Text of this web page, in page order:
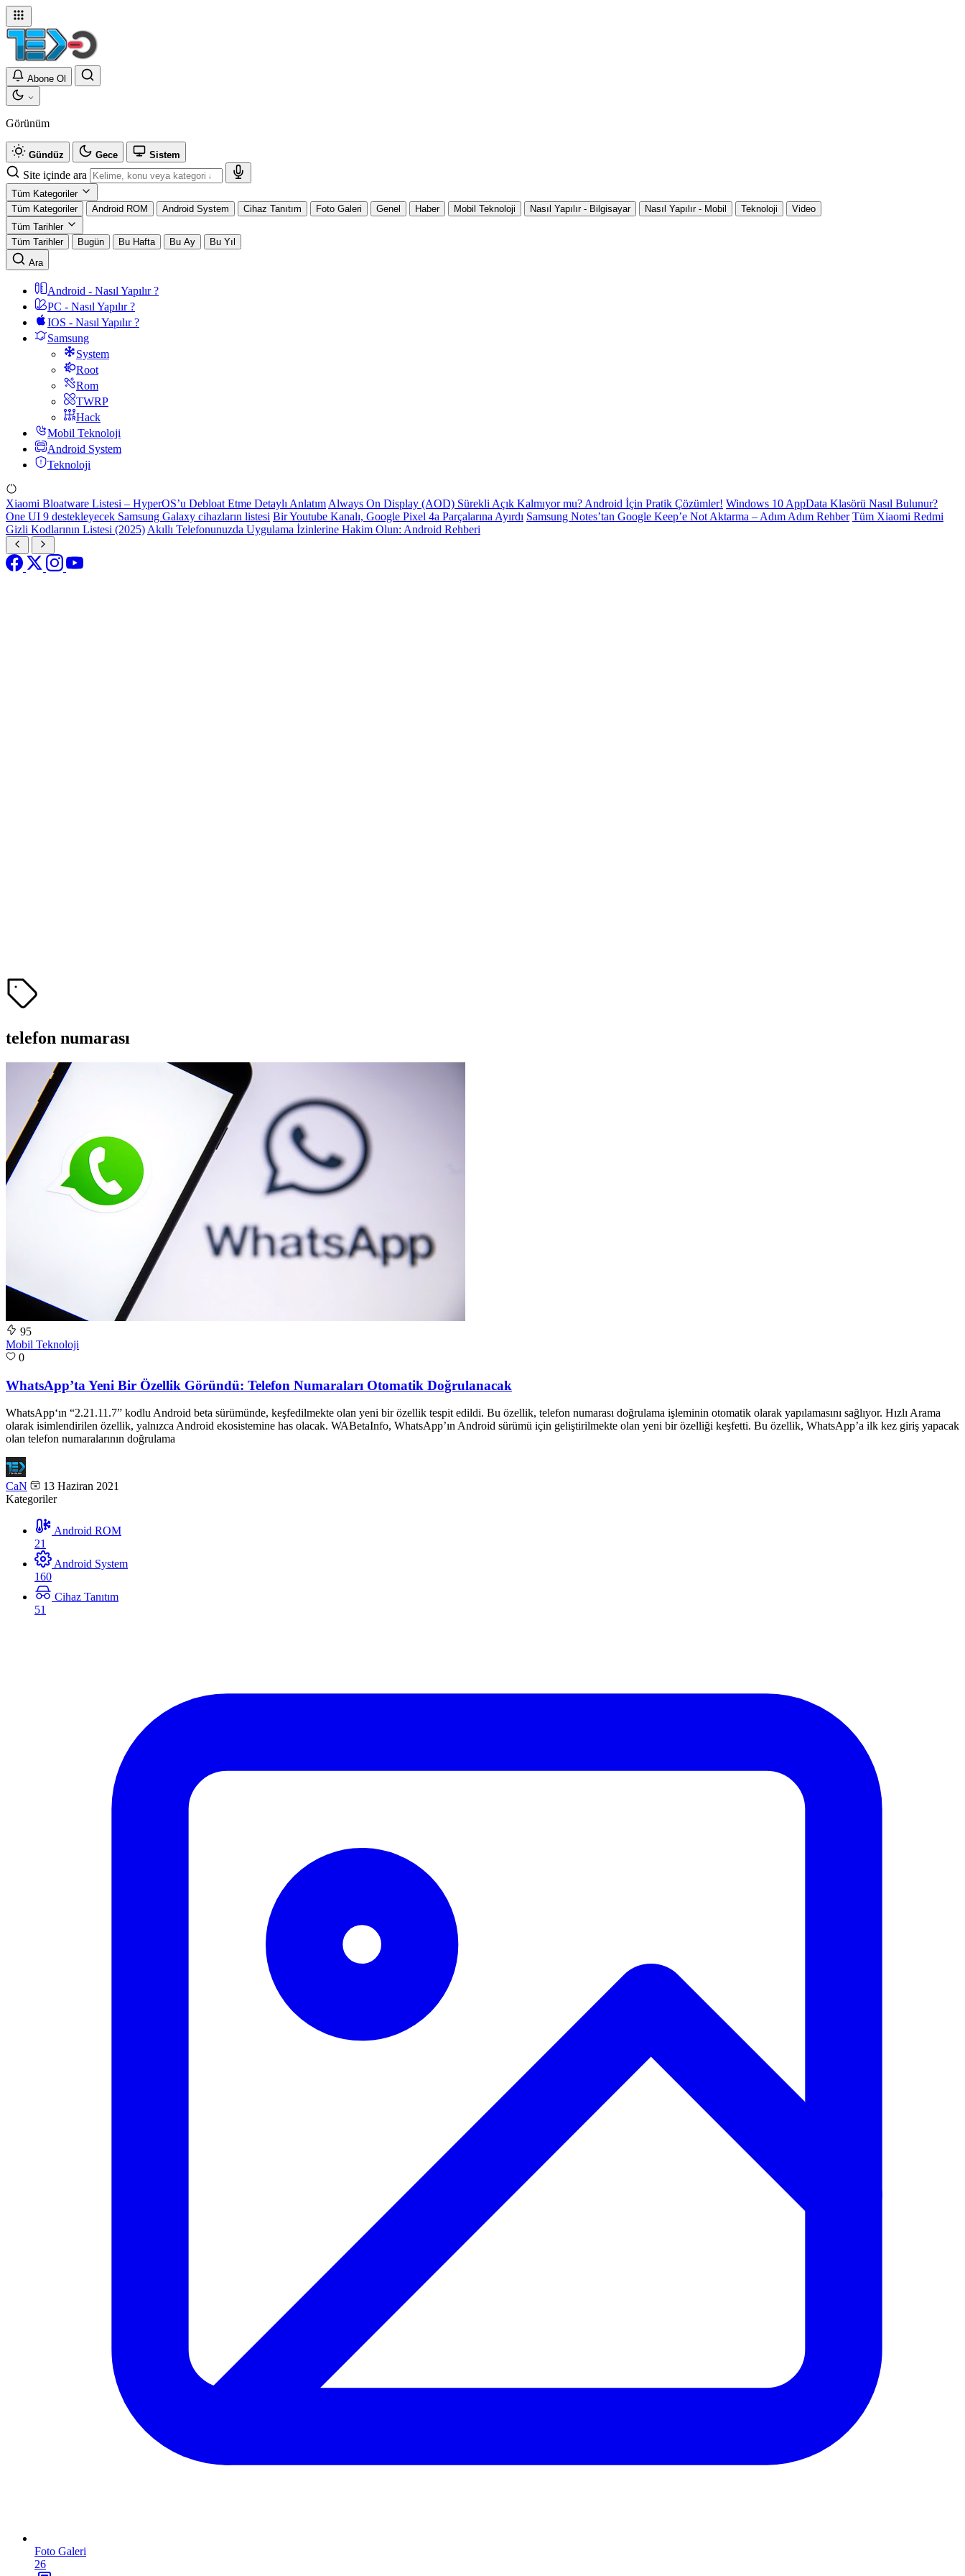
Abone Ol
Görünüm
Gündüz Gece Sistem
Site içinde ara
Tüm Kategoriler
Tüm Kategoriler
Android ROM Android System Cihaz Tanıtım Foto Galeri Genel Haber Mobil Teknoloji Nasıl Yapılır - Bilgisayar Nasıl Yapılır - Mobil Teknoloji
Video
Tüm Tarihler
Tüm Tarihler
Bugün Bu Hafta Bu Ay
Bu Yıl
Ara
Android - Nasıl Yapılır ?
PC - Nasıl Yapılır ?
IOS - Nasıl Yapılır ?
Samsung
System
Root
Rom
TWRP
Hack
Mobil Teknoloji
Android System
Teknoloji
Xiaomi Bloatware Listesi – HyperOS’u Debloat Etme Detaylı Anlatım Always On Display (AOD) Sürekli Açık Kalmıyor mu? Android İçin Pratik Çözümler! Windows 10 AppData Klasörü Nasıl Bulunur?
One UI 9 destekleyecek Samsung Galaxy cihazların listesi Bir Youtube Kanalı, Google Pixel 4a Parçalarına Ayırdı Samsung Notes’tan Google Keep’e Not Aktarma – Adım Adım Rehber Tüm Xiaomi Redmi
Gizli Kodlarının Listesi (2025) Akıllı Telefonunuzda Uygulama İzinlerine Hakim Olun: Android Rehberi
telefon numarası
95
Mobil Teknoloji
0
WhatsApp’ta Yeni Bir Özellik Göründü: Telefon Numaraları Otomatik Doğrulanacak
WhatsApp‘ın “2.21.11.7” kodlu Android beta sürümünde, keşfedilmekte olan yeni bir özellik tespit edildi. Bu özellik, telefon numarası doğrulama işleminin otomatik olarak yapılamasını sağlıyor. Hızlı Arama
olarak isimlendirilen özellik, yalnızca Android ekosistemine has olacak. WABetaInfo, WhatsApp’ın Android sürümü için geliştirilmekte olan yeni bir özelliği keşfetti. Bu özellik, WhatsApp’a ilk kez giriş yapacak
olan telefon numaralarının doğrulama
CaN
13 Haziran 2021
Kategoriler
Android ROM
21
Android System
160
Cihaz Tanıtım
51
Foto Galeri
26